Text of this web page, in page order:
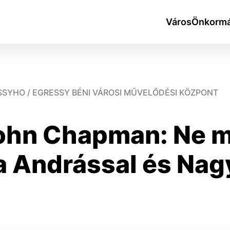
Város
/ EGRESSY BÉNI VÁROSI MŰVELŐDÉSI KÖZPONT
Chapman: Ne
és